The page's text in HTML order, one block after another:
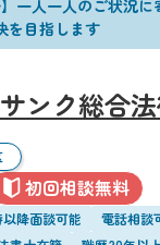
】一人一人のご状況
を目指します
ンク総合
初回相談無料
以降面談可能
電話相談